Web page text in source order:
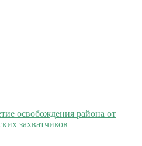
освобождения района от
захватчиков